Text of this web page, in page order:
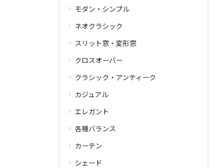
モダン・シンプル
ネオクラシック
スリット窓・変形窓
クロスオーバー
クラシック・アンティーク
カジュアル
エレガント
各種バランス
カーテン
シェード